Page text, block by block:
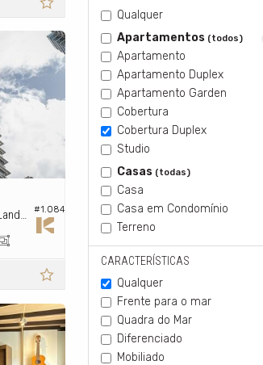
Qualquer
Apartamentos (todos)
Apartamento
Apartamento Duplex
Apartamento Garden
Cobertura
Cobertura Duplex
Studio
Casas (todas)
Casa
Casa em Condomínio
Terreno
CARACTERÍSTICAS
Qualquer
Frente para o mar
Quadra do Mar
Diferenciado
Mobiliado
#1.084
Cobertura Duplex no Edifício Landscape Green Living